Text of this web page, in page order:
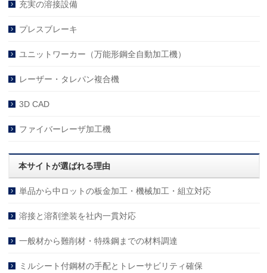
充実の溶接設備
プレスブレーキ
ユニットワーカー（万能形鋼全自動加工機）
レーザー・タレパン複合機
3D CAD
ファイバーレーザ加工機
本サイトが選ばれる理由
単品から中ロットの板金加工・機械加工・組立対応
溶接と溶剤塗装を社内一貫対応
一般材から難削材・特殊鋼までの材料調達
ミルシート付鋼材の手配とトレーサビリティ確保